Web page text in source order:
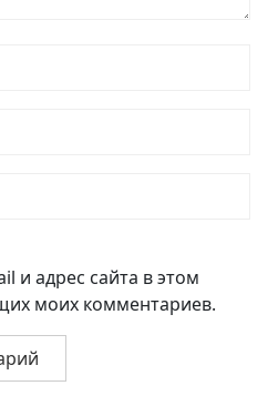
и адрес сайта в этом
моих комментариев.